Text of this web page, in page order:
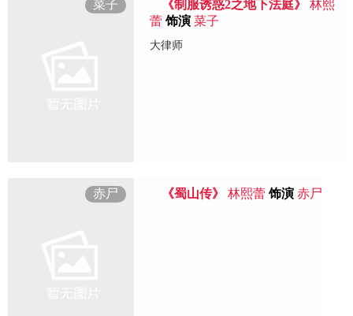
菜子 《制服诱惑2之地下法庭》
林熙
蕾 饰演 菜子
大律师
赤尸 《蜀山传》 林熙蕾 饰演 赤尸